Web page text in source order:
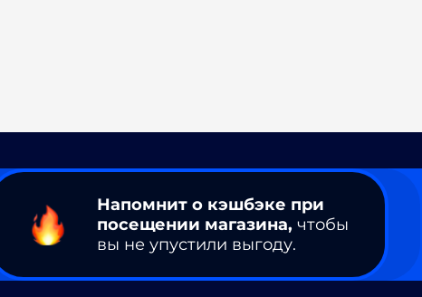
Напомнит о кэшбэке при
посещении магазина, чтобы
вы не упустили выгоду.